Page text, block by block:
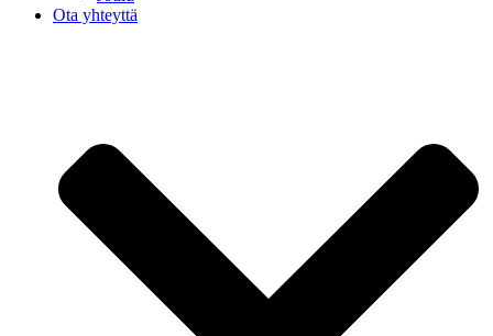
Ota yhteyttä